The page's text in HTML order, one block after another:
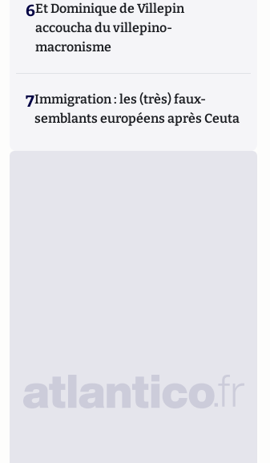
6Et Dominique de Villepin
accoucha du villepino-
macronisme
7Immigration : les (très) faux-
semblants européens après Ceuta